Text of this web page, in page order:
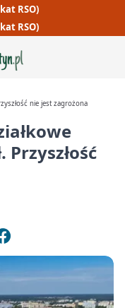
RSO)
RSO)
nie jest zagrożona
Przyszłość